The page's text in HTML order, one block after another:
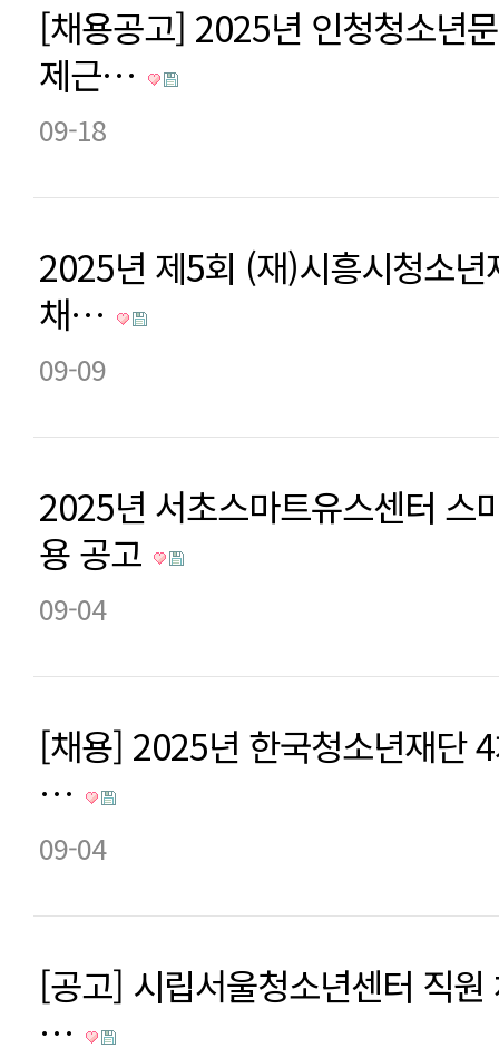
[채용공고] 2025년 인청청소년
제근…
09-18
2025년 제5회 (재)시흥시청소년
채…
09-09
2025년 서초스마트유스센터 스
용 공고
09-04
[채용] 2025년 한국청소년재단
…
09-04
[공고] 시립서울청소년센터 직
…